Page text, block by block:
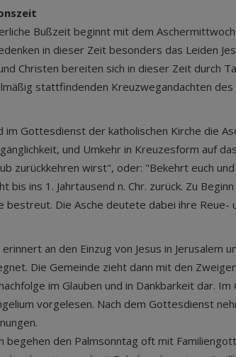
Bußzeit beginnt mit dem
in dieser Zeit besonders das Leiden
Christen bereiten sich in dieser Zeit durch
stattfindenden Kreuzwegandachten
im Gottesdienst der katholischen Kirche die
und Umkehr in Kreuzesform auf
zurückkehren wirst", oder: "Bekehrt euch
bis ins 1. Jahrtausend n. Chr. zurück. Zu
bestreut. Die Asche deutete dabei ihre Reue-
an den Einzug von Jesus in
Die Gemeinde zieht dann mit den
im Glauben und in Dankbarkeit dar.
vorgelesen. Nach dem Gottesdienst
begehen den Palmsonntag oft mit